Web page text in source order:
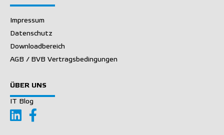
Impressum
Datenschutz
Downloadbereich
AGB / BVB Vertragsbedingungen
ÜBER UNS
IT Blog